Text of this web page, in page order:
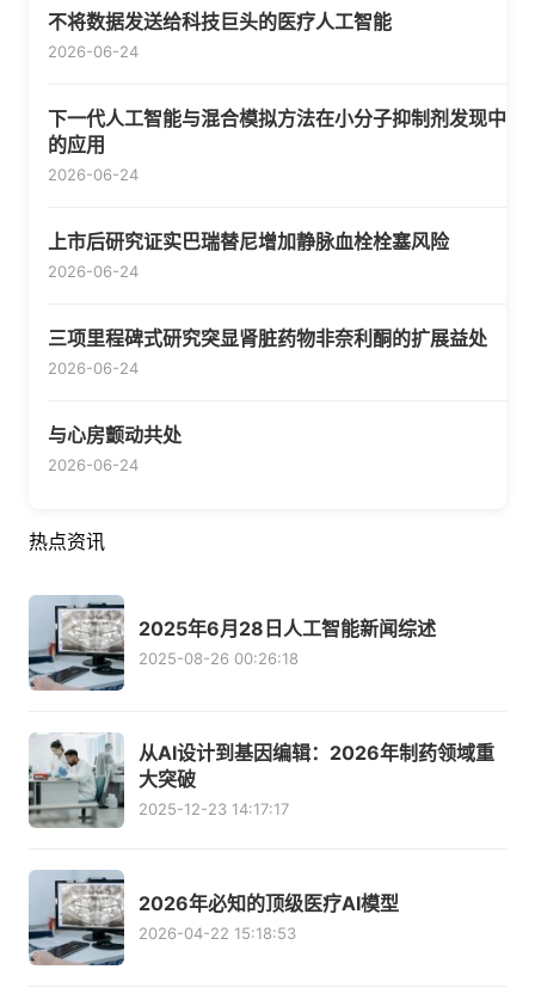
不将数据发送给科技巨头的医疗人工智能
2026-06-24
下一代人工智能与混合模拟方法在小分子抑制剂发现中
的应用
2026-06-24
上市后研究证实巴瑞替尼增加静脉血栓栓塞风险
2026-06-24
三项里程碑式研究突显肾脏药物非奈利酮的扩展益处
2026-06-24
与心房颤动共处
2026-06-24
热点资讯
2025年6月28日人工智能新闻综述
2025-08-26 00:26:18
从AI设计到基因编辑：2026年制药领域重
大突破
2025-12-23 14:17:17
2026年必知的顶级医疗AI模型
2026-04-22 15:18:53